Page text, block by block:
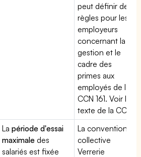
peut définir des
règles pour les
employeurs
concernant la
gestion et le
cadre des
primes aux
employés de la
CCN 161. Voir le
texte de la CCN.
Lapériode d'essai
maximale des
salariés est fixée
La convention
collective
Verrerie